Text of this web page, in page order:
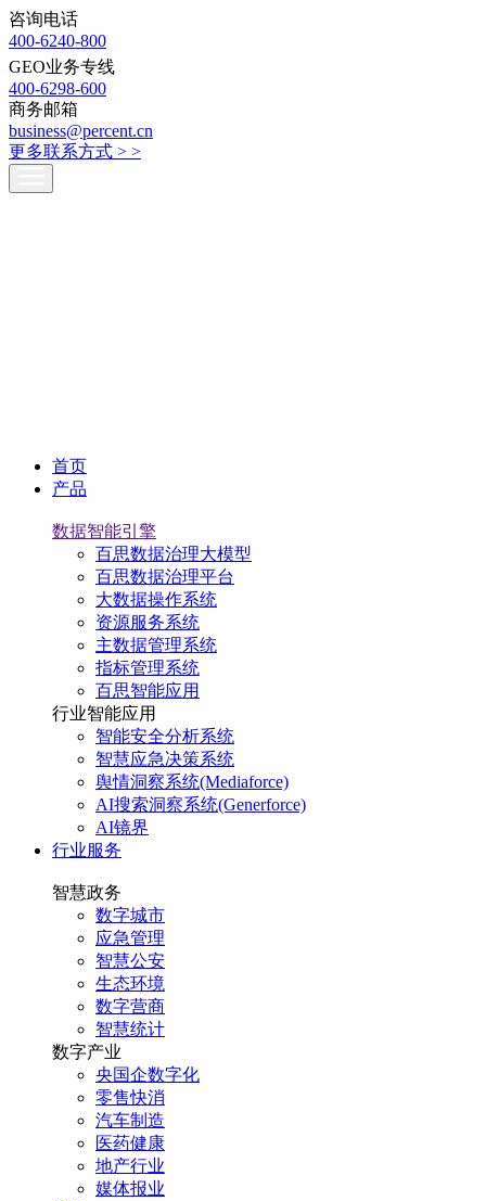
咨询电话
400-6240-800
GEO业务专线
400-6298-600
商务邮箱
business@percent.cn
更多联系方式 > >
首页
产品
数据智能引擎
百思数据治理大模型
百思数据治理平台
大数据操作系统
资源服务系统
主数据管理系统
指标管理系统
百思智能应用
行业智能应用
智能安全分析系统
智慧应急决策系统
舆情洞察系统(Mediaforce)
AI搜索洞察系统(Generforce)
AI镜界
行业服务
智慧政务
数字城市
应急管理
智慧公安
生态环境
数字营商
智慧统计
数字产业
央国企数字化
零售快消
汽车制造
医药健康
地产行业
媒体报业